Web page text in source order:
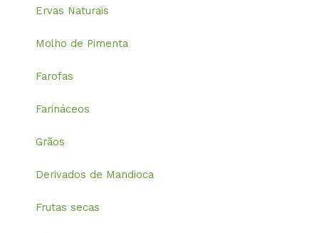
Ervas Naturais
Molho de Pimenta
Farofas
Farináceos
Grãos
Derivados de Mandioca
Frutas secas